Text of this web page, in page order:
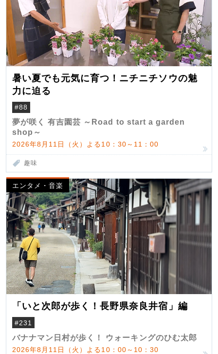
暑い夏でも元気に育つ！ニチニチソウの魅
力に迫る
#88
夢が咲く 有吉園芸 ～Road to start a garden
shop～
2026年8月11日（火）よる10：30～11：00
趣味
エンタメ・音楽
「いと次郎が歩く！長野県奈良井宿」編
#231
バナナマン日村が歩く！ ウォーキングのひむ太郎
2026年8月11日（火）よる10：00～10：30